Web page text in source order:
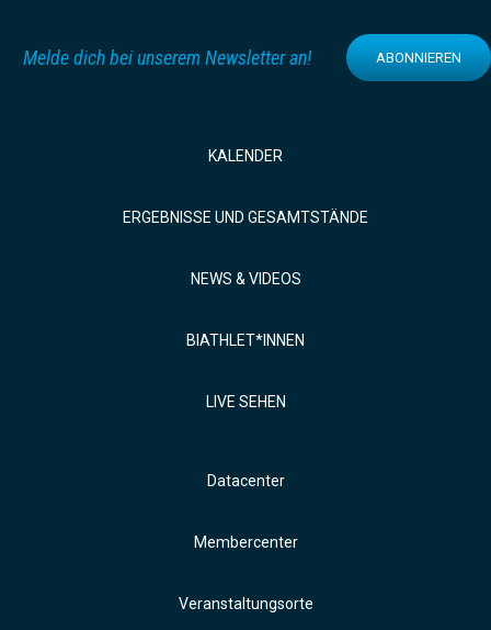
Melde dich bei unserem Newsletter an! ABONNIEREN
KALENDER
ERGEBNISSE UND GESAMTSTÄNDE
NEWS & VIDEOS
BIATHLET*INNEN
LIVE SEHEN
Datacenter
Membercenter
Veranstaltungsorte